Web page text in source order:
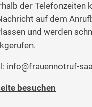
der Telefonzeiten
auf dem
und werden
info@frauennotruf-
besuchen